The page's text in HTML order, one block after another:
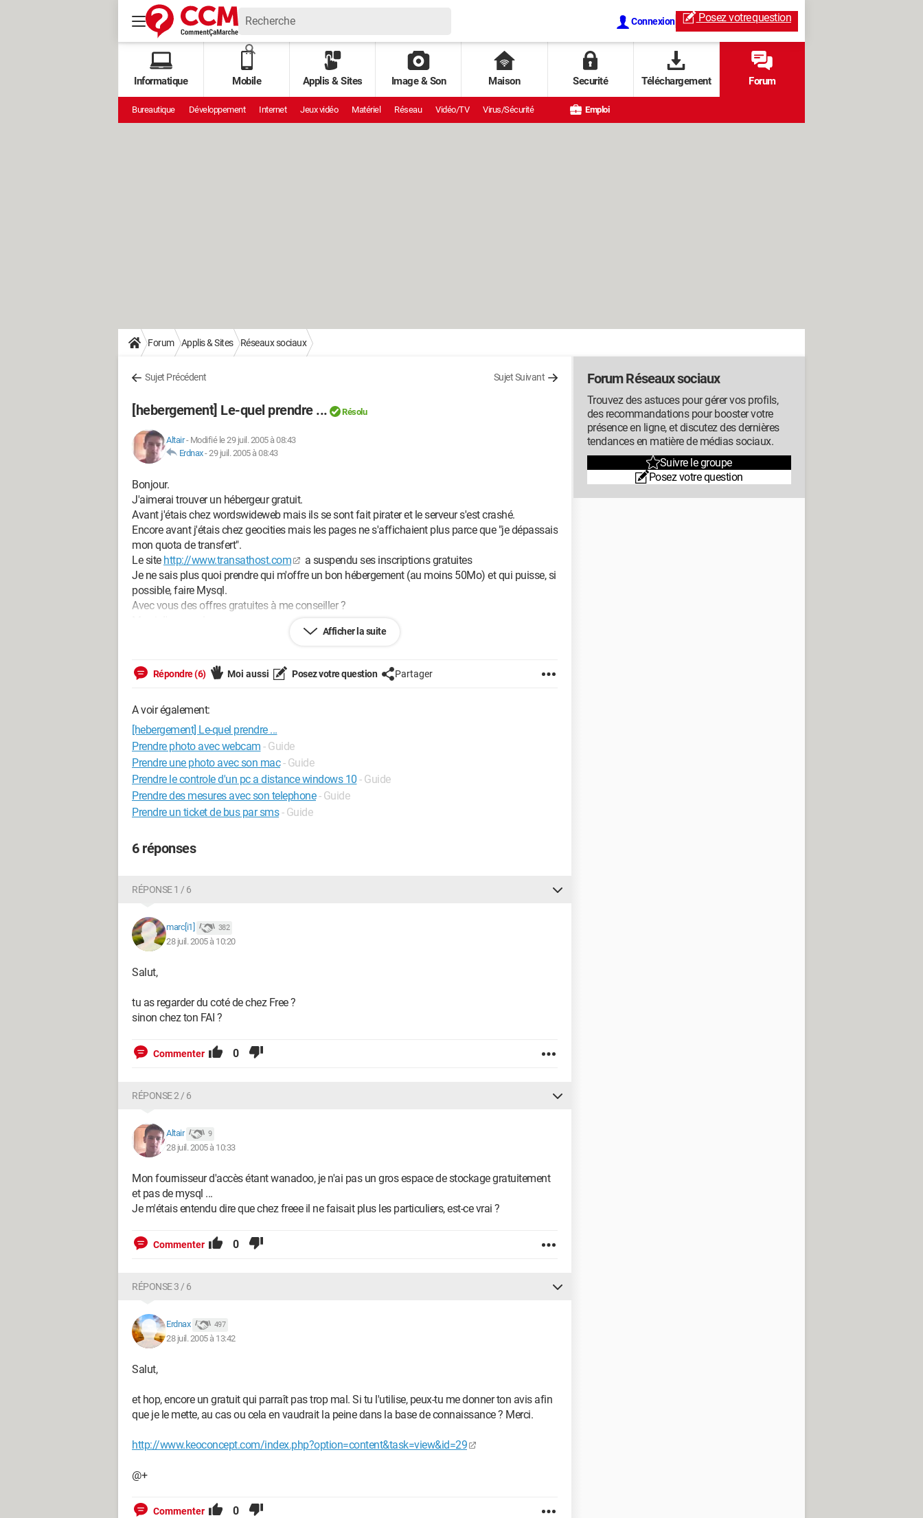
Connexion Posez votrequestion
Informatique Mobile Applis & Sites Image & Son Maison Securité Téléchargement Forum
Bureautique Développement Internet Jeux vidéo Matériel Réseau Vidéo/TV Virus/Sécurité Emploi
Forum Applis & Sites Réseaux sociaux
Sujet Précédent Sujet Suivant
[hebergement] Le-quel prendre ... Résolu
Altair- Modifié le 29 juil. 2005 à 08:43
Erdnax-29 juil. 2005 à 08:43
Bonjour.
J'aimerai trouver un hébergeur gratuit.
Avant j'étais chez wordswideweb mais ils se sont fait pirater et le serveur s'est crashé.
Encore avant j'étais chez geocities mais les pages ne s'affichaient plus parce que "je dépassais
mon quota de transfert".
Le site http://www.transathost.com
a suspendu ses inscriptions gratuites
Je ne sais plus quoi prendre qui m'offre un bon hébergement (au moins 50Mo) et qui puisse, si
possible, faire Mysql.
Avec vous des offres gratuites à me conseiller ?
Tcho !
Altair
Afficher la suite
Répondre (6) Moi aussi Posez votre question Partager
A voir également:
[hebergement] Le-quel prendre ...
Prendre photo avec webcam - Guide
Prendre une photo avec son mac - Guide
Prendre le controle d'un pc a distance windows 10 - Guide
Prendre des mesures avec son telephone - Guide
Prendre un ticket de bus par sms - Guide
6 réponses
RÉPONSE 1 / 6
marc[i1] 382
28 juil. 2005 à 10:20
Salut,
tu as regarder du coté de chez Free ?
sinon chez ton FAI ?
Commenter 0
RÉPONSE 2 / 6
Altair 9
28 juil. 2005 à 10:33
Mon fournisseur d'accès étant wanadoo, je n'ai pas un gros espace de stockage gratuitement
et pas de mysql ...
Je m'étais entendu dire que chez freee il ne faisait plus les particuliers, est-ce vrai ?
Commenter 0
RÉPONSE 3 / 6
Erdnax 497
28 juil. 2005 à 13:42
Salut,
et hop, encore un gratuit qui parraît pas trop mal. Si tu l'utilise, peux-tu me donner ton avis afin
que je le mette, au cas ou cela en vaudrait la peine dans la base de connaissance ? Merci.
http://www.keoconcept.com/index.php?option=content&task=view&id=29
@+
Commenter 0
Forum Réseaux sociaux
Trouvez des astuces pour gérer vos profils,
des recommandations pour booster votre
présence en ligne, et discutez des dernières
tendances en matière de médias sociaux.
Suivre le groupe
Posez votre question